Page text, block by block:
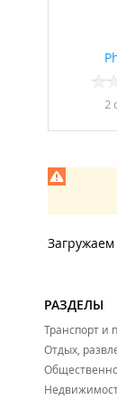
2
РАЗДЕЛЫ
Транспорт и
Отдых,